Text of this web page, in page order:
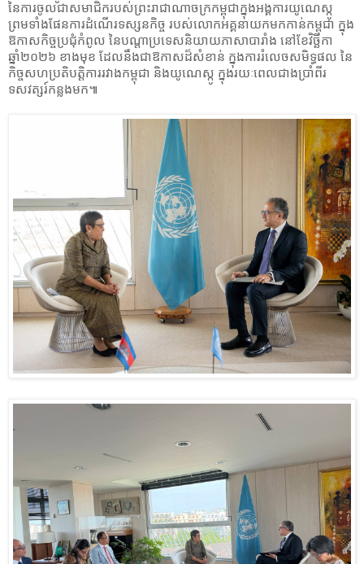
នៃការចូលជាសមាជិករបស់ព្រះរាជាណាចក្រកម្ពុជាក្នុងអង្គការយូណេស្កូ
ព្រមទាំងផែនការដំណើរទស្សនកិច្ច របស់លោកអគ្គនាយកមកកាន់កម្ពុជា ក្នុង
ឱកាសកិច្ចប្រជុំកំពូល នៃបណ្តាប្រទេសនិយាយភាសាបារាំង នៅខែវិច្ឆិកា
ឆ្នាំ២០២៦ ខាងមុខ ដែលនឹងជាឱកាសដ៏សំខាន់ ក្នុងការរំលេចសមិទ្ធផល នៃ
កិច្ចសហប្រតិបត្តិការរវាងកម្ពុជា និងយូណេស្កូ ក្នុងរយៈពេលជាងប្រាំពីរ
ទសវត្សរ៍កន្លងមក៕